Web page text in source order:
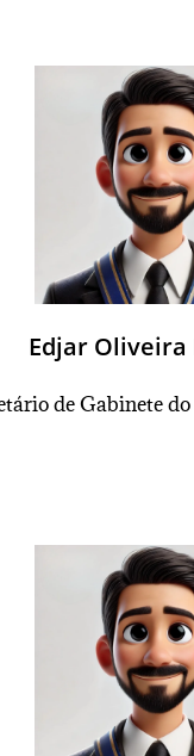
Edjar Oliveira
de Gabinete